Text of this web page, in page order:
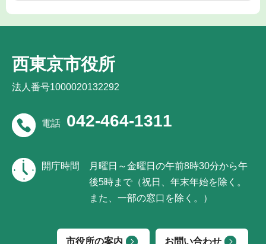
西東京市役所
法人番号1000020132292
電話 042-464-1311
開庁時間
月曜日～金曜日の午前8時30分から午
後5時まで（祝日、年末年始を除く。
また、一部の窓口を除く。）
市役所の案内 お問い合わせ